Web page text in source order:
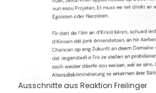
Ausschnitte aus Reaktion Freilinger